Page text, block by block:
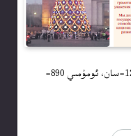
ئىتتىپاق گېزىتى (2021-يىل، كۆنەك 12-سان، ئومۇمىي 890-